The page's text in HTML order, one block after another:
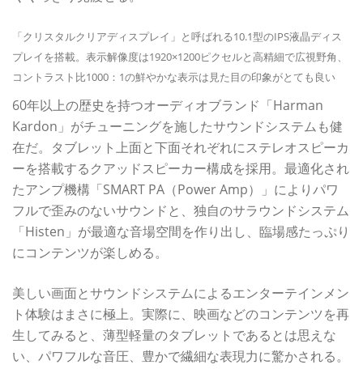
「クリスタルクリアディスプレイ」と呼ばれる10.1型のIPS液晶ディス
プレイを搭載。表示解像度は1920×1200ピクセルと高精細で広視野角、
コントラスト比1000：1の鮮やかな表示は見た目の印象がとても良い
60年以上の歴史を持つオーディオブランド「Harman
Kardon」がチューニングを施したサウンドシステムも健
在だ。タブレット上面と下面それぞれにステレオスピーカ
ーを搭載するクアッドスピーカー構成を採用。最適化され
たアンプ機構「SMART PA（Power Amp）」によりパワ
フルで歪みのないサウンドと、独自のサラウンドシステム
「Histen」が最適な音場空間を作り出し、臨場感たっぷり
にコンテンツが楽しめる。
美しい画面とサウンドシステムによるエンターテインメン
ト体験はまさに極上。実際に、映画などのコンテンツを再
生してみると、薄型軽量のタブレットであるとは思えな
い、パワフルな音圧、豊かで繊細な表現力に驚かされる。